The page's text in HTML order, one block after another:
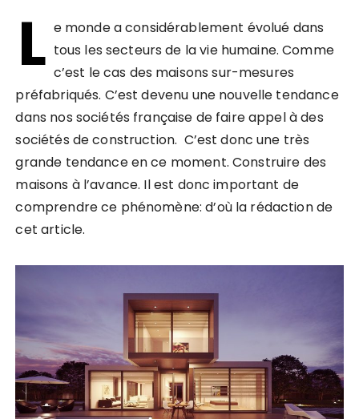
L e monde a considérablement évolué dans
tous les secteurs de la vie humaine. Comme
c’est le cas des maisons sur-mesures
préfabriqués. C’est devenu une nouvelle tendance
dans nos sociétés française de faire appel à des
sociétés de construction. C’est donc une très
grande tendance en ce moment. Construire des
maisons à l’avance. Il est donc important de
comprendre ce phénomène: d’où la rédaction de
cet article.